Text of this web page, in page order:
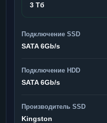
3 Тб
Подключение SSD
SATA 6Gb/s
Подключение HDD
SATA 6Gb/s
Производитель SSD
Kingston